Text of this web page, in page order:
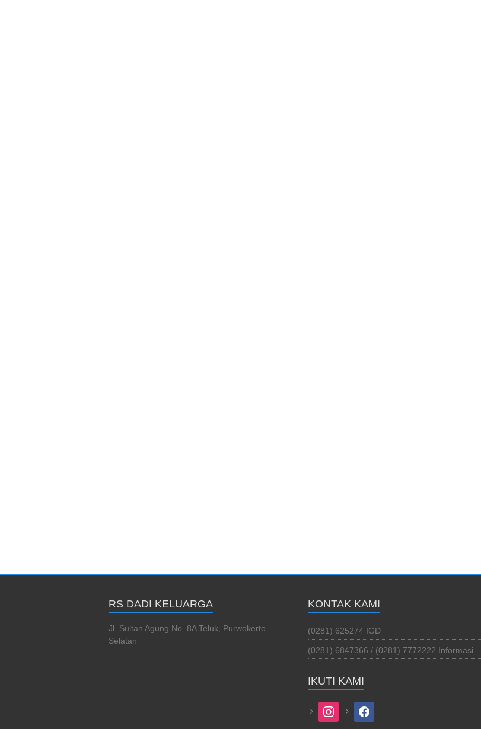
RS DADI KELUARGA
Jl. Sultan Agung No. 8A Teluk, Purwokerto
Selatan
KONTAK KAMI
(0281) 625274 IGD
(0281) 6847366 / (0281) 7772222 Informasi
IKUTI KAMI
instagram facebook